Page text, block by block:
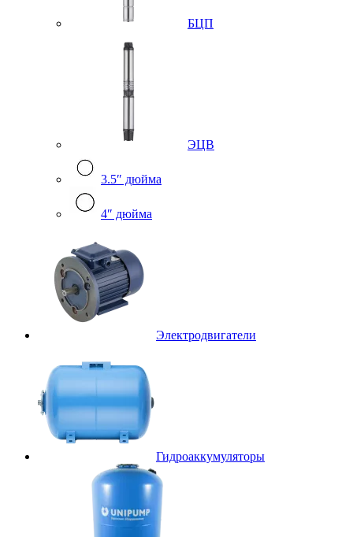
БЦП
ЭЦВ
3.5″ дюйма
4″ дюйма
Электродвигатели
Гидроаккумуляторы